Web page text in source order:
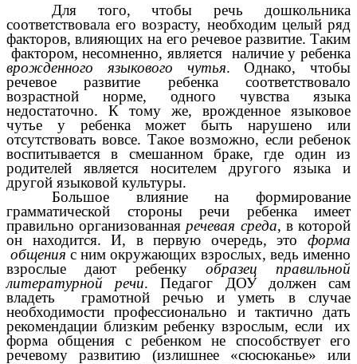
Для того, чтобы речь дошкольника
соответствовала его возрасту, необходим целый ряд
факторов, влияющих на его речевое развитие. Таким
фактором, несомненно, является наличие у ребенка
врожденного языкового чутья. Однако, чтобы
речевое развитие ребенка соответствовало
возрастной норме, одного чувства языка
недостаточно. К тому же, врожденное языковое
чутье у ребенка может быть нарушено или
отсутствовать вовсе. Такое возможно, если ребенок
воспитывается в смешанном браке, где один из
родителей является носителем другого языка и
другой языковой культуры.
Большое влияние на формирование
грамматической стороны речи ребенка имеет
правильно организованная речевая среда, в которой
он находится. И, в первую очередь, это форма
общения с ним окружающих взрослых, ведь именно
взрослые дают ребенку образец правильной
литературной речи. Педагог ДОУ должен сам
владеть грамотной речью и уметь в случае
необходимости профессионально и тактично дать
рекомендации близким ребенку взрослым, если их
форма общения с ребенком не способствует его
речевому развитию (излишнее «сюсюканье» или